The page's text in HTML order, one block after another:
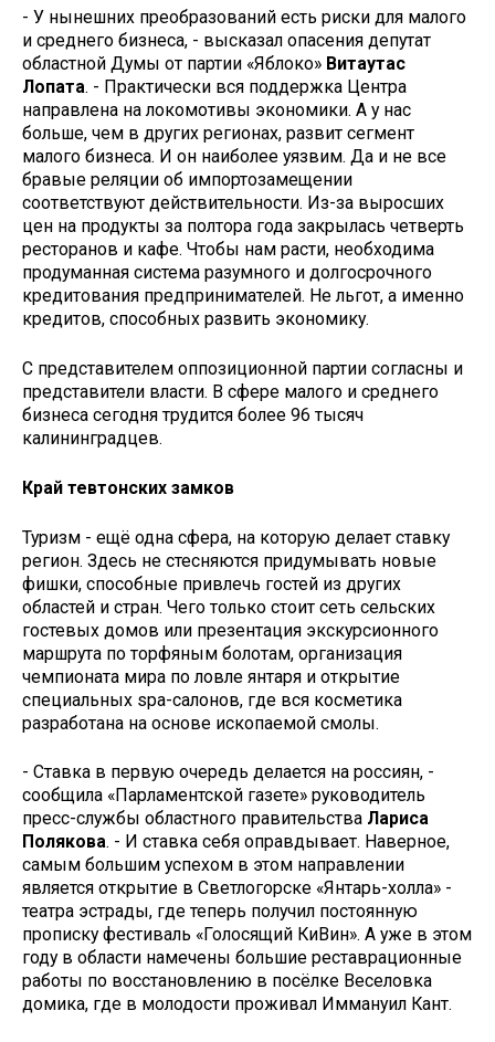
- У нынешних преобразований есть риски для малого
и среднего бизнеса, - высказал опасения депутат
областной Думы от партии «Яблоко» Витаутас
Лопата. - Практически вся поддержка Центра
направлена на локомотивы экономики. А у нас
больше, чем в других регионах, развит сегмент
малого бизнеса. И он наиболее уязвим. Да и не все
бравые реляции об импортозамещении
соответствуют действительности. Из-за выросших
цен на продукты за полтора года закрылась четверть
ресторанов и кафе. Чтобы нам расти, необходима
продуманная система разумного и долгосрочного
кредитования предпринимателей. Не льгот, а именно
кредитов, способных развить экономику.
С представителем оппозиционной партии согласны и
представители власти. В сфере малого и среднего
бизнеса сегодня трудится более 96 тысяч
калининградцев.
Край тевтонских замков
Туризм - ещё одна сфера, на которую делает ставку
регион. Здесь не стесняются придумывать новые
фишки, способные привлечь гостей из других
областей и стран. Чего только стоит сеть сельских
гостевых домов или презентация экскурсионного
маршрута по торфяным болотам, организация
чемпионата мира по ловле янтаря и открытие
специальных spa-салонов, где вся косметика
разработана на основе ископаемой смолы.
- Ставка в первую очередь делается на россиян, -
сообщила «Парламентской газете» руководитель
пресс-службы областного правительства Лариса
Полякова. - И ставка себя оправдывает. Наверное,
самым большим успехом в этом направлении
является открытие в Светлогорске «Янтарь-холла» -
театра эстрады, где теперь получил постоянную
прописку фестиваль «Голосящий КиВин». А уже в этом
году в области намечены большие реставрационные
работы по восстановлению в посёлке Веселовка
домика, где в молодости проживал Иммануил Кант.